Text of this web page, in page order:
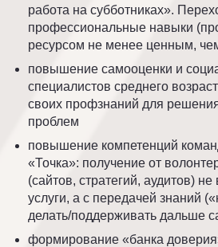
работа на субботниках».
профессиональные навыки
ресурсом не менее ценным,
повышение самооценки и
специалистов среднего
своих профзнаний для
проблем
повышение компетенций
«Точка»: получение от
(сайтов, стратегий, аудитов)
услуги, а с передачей знаний
делать/поддерживать дальше
формирование «банка